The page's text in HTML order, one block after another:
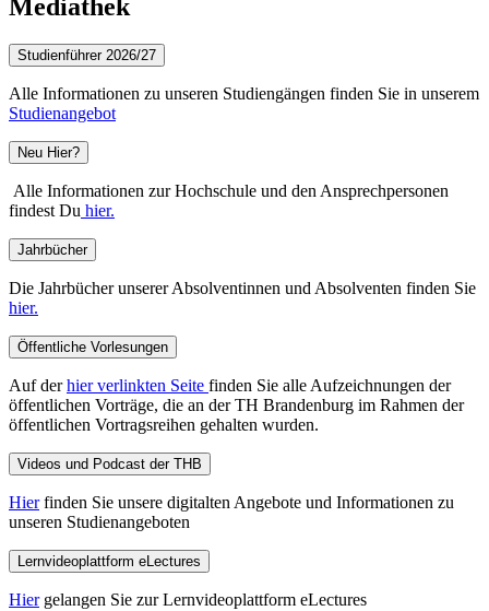
Mediathek
Studienführer 2026/27
Alle Informationen zu unseren Studiengängen finden Sie in unserem
Studienangebot
Neu Hier?
Alle Informationen zur Hochschule und den Ansprechpersonen
findest Du hier.
Jahrbücher
Die Jahrbücher unserer Absolventinnen und Absolventen finden Sie
hier.
Öffentliche Vorlesungen
Auf derhier verlinkten Seite finden Sie alle Aufzeichnungen der
öffentlichen Vorträge, die an der TH Brandenburg im Rahmen der
öffentlichen Vortragsreihen gehalten wurden.
Videos und Podcast der THB
Hierfinden Sie unsere digitalten Angebote und Informationen zu
unseren Studienangeboten
Lernvideoplattform eLectures
Hiergelangen Sie zur Lernvideoplattform eLectures